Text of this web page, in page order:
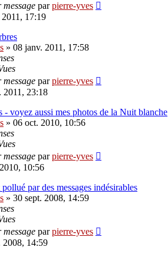
parpierre-yves
17:19
» 08 janv. 2011, 17:58
parpierre-yves
2011, 23:18
- voyez aussi mes photos de la Nuit blanche
» 06 oct. 2010, 10:56
parpierre-yves
10:56
par des messages indésirables
» 30 sept. 2008, 14:59
parpierre-yves
2008, 14:59